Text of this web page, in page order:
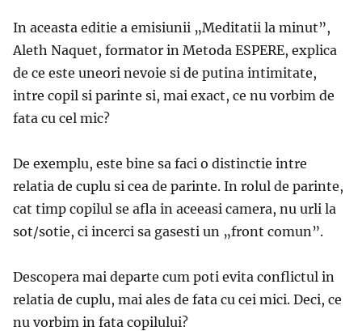
In aceasta editie a emisiunii „Meditatii la minut”,
Aleth Naquet, formator in Metoda ESPERE, explica
de ce este uneori nevoie si de putina intimitate,
intre copil si parinte si, mai exact, ce nu vorbim de
fata cu cel mic?
De exemplu, este bine sa faci o distinctie intre
relatia de cuplu si cea de parinte. In rolul de parinte,
cat timp copilul se afla in aceeasi camera, nu urli la
sot/sotie, ci incerci sa gasesti un „front comun”.
Descopera mai departe cum poti evita conflictul in
relatia de cuplu, mai ales de fata cu cei mici. Deci, ce
nu vorbim in fata copilului?